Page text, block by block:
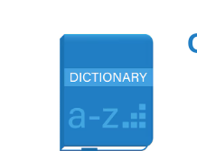
содержимому